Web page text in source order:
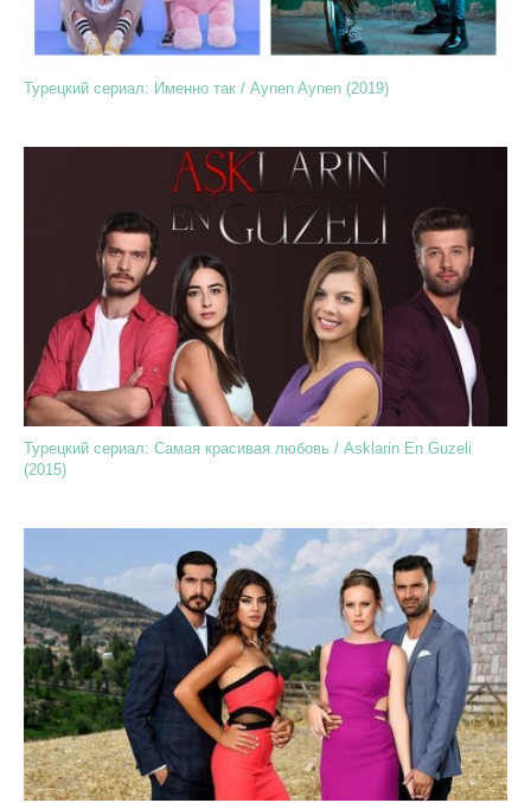
Турецкий сериал: Именно так / Aynen Aynen (2019)
Турецкий сериал: Самая красивая любовь / Asklarin En Guzeli
(2015)